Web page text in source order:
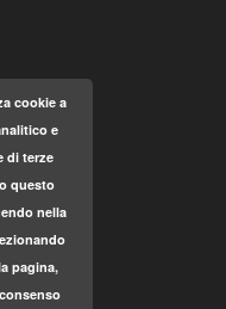
cookie a
e
di terze
questo
nella
pagina,